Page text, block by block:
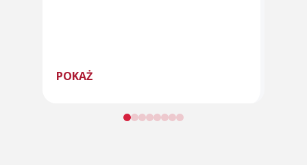
POKAŻ